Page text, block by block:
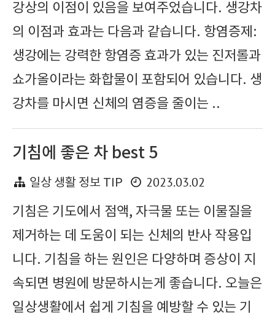
강상의 이점이 있음을 보여주었습니다. 생강차
의 이점과 효과는 다음과 같습니다. 항염증제:
생강에는 강력한 항염증 효과가 있는 진저롤과
쇼가올이라는 화합물이 포함되어 있습니다. 생
강차를 마시면 신체의 염증을 줄이는 ..
기침에 좋은 차 best 5
일상 생활 정보 TIP
2023.03.02
기침은 기도에서 점액, 자극물 또는 이물질을
제거하는 데 도움이 되는 신체의 반사 작용입
니다. 기침을 하는 원인은 다양하며 증상이 지
속되면 병원에 방문하시는게 좋습니다. 오늘은
일상생활에서 쉽게 기침을 예방할 수 있는 기